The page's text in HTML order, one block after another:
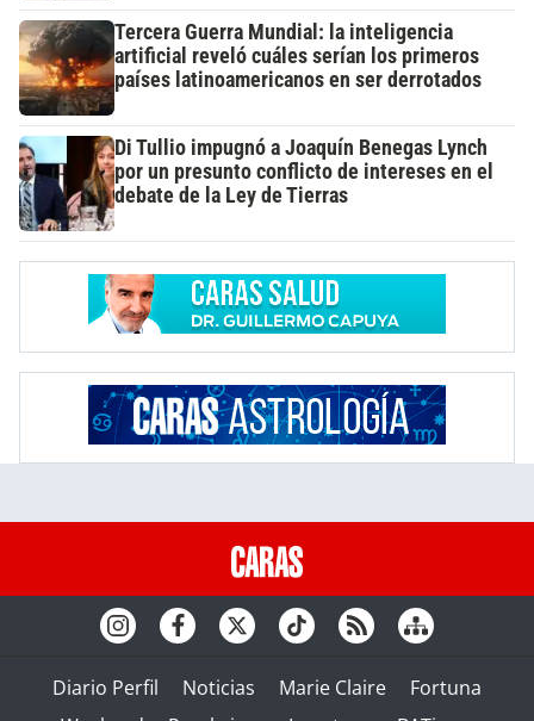
Tercera Guerra Mundial: la inteligencia
artificial reveló cuáles serían los primeros
países latinoamericanos en ser derrotados
Di Tullio impugnó a Joaquín Benegas Lynch
por un presunto conflicto de intereses en el
debate de la Ley de Tierras
Diario Perfil Noticias Marie Claire
Fortuna